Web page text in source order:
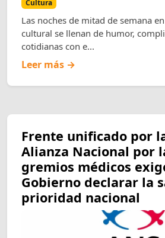
Cultura
Las noches de mitad de semana
cultural se llenan de humor,
cotidianas con e...
Leer más →
Frente unificado por
Alianza Nacional por
gremios médicos
Gobierno declarar la
prioridad nacional